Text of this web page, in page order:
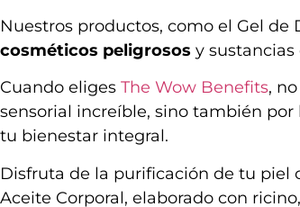
Nuestros productos, como el Gel de
cosméticos peligrosos y
Cuando eliges The Wow Benefits,
sensorial increíble, sino también
tu bienestar integral.
Disfruta de la purificación de tu piel
Aceite Corporal, elaborado con